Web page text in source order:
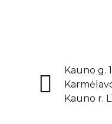
Kauno g.
Kauno r.